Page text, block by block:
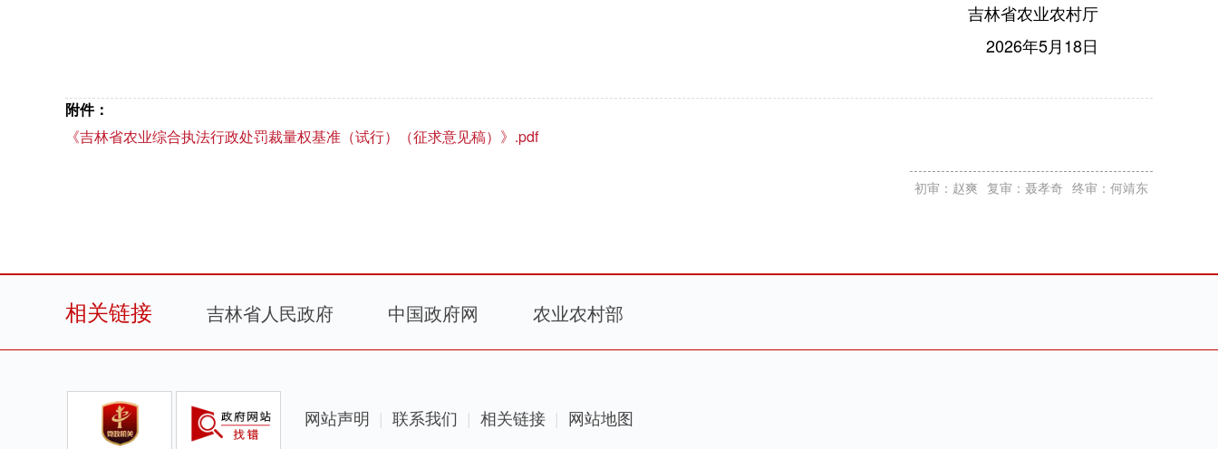
吉林省农业农村厅
2026年5月18日
附件：
《吉林省农业综合执法行政处罚裁量权基准（试行）（征求意见稿）》.pdf
初审：赵爽 复审：聂孝奇 终审：何靖东
相关链接 吉林省人民政府 中国政府网 农业农村部
网站声明 联系我们 相关链接 网站地图